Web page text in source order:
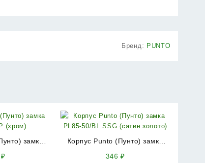
Бренд: PUNTO
замка
₽
Корпус Punto (Пунто) замка
346₽